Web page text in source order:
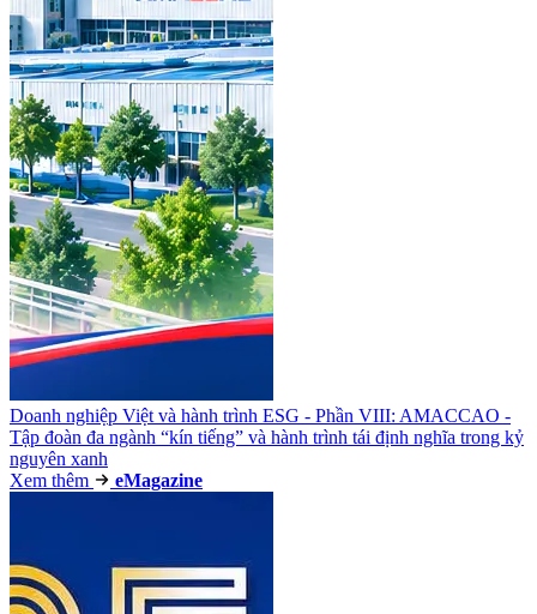
Doanh nghiệp Việt và hành trình ESG - Phần VIII: AMACCAO -
Tập đoàn đa ngành “kín tiếng” và hành trình tái định nghĩa trong kỷ
nguyên xanh
Xem thêm
eMagazine